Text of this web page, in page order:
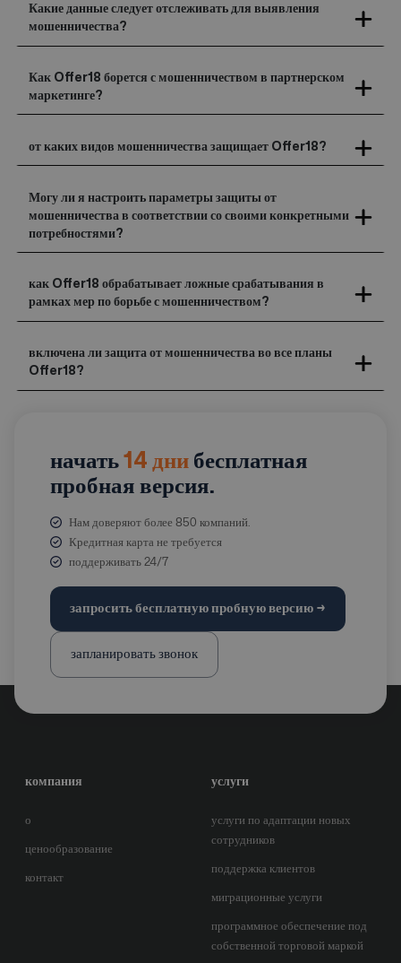
Какие данные следует отслеживать для выявления
мошенничества?
Как Offer18 борется с мошенничеством в партнерском
маркетинге?
от каких видов мошенничества защищает Offer18?
Могу ли я настроить параметры защиты от
мошенничества в соответствии со своими конкретными
потребностями?
как Offer18 обрабатывает ложные срабатывания в
рамках мер по борьбе с мошенничеством?
включена ли защита от мошенничества во все планы
Offer18?
начать 14 дни бесплатная
пробная версия.
Нам доверяют более 850 компаний.
Кредитная карта не требуется
поддерживать 24/7
запросить бесплатную пробную версию →
запланировать звонок
компания
о
ценообразование
контакт
услуги
услуги по адаптации новых
сотрудников
поддержка клиентов
миграционные услуги
программное обеспечение под
собственной торговой маркой